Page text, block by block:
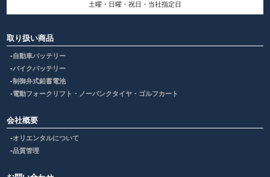
土曜・日曜・祝日・当社指定日
取り扱い商品
自動車バッテリー
バイクバッテリー
制御弁式鉛蓄電池
電動フォークリフト・ノーパンクタイヤ・ゴルフカート
会社概要
オリエンタルについて
品質管理